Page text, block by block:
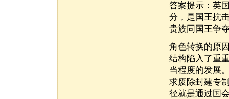
答案提示：英
分，是国王抗
贵族同国王争
角色转换的原
结构陷入了重
当程度的发展
求废除封建专
径就是通过国